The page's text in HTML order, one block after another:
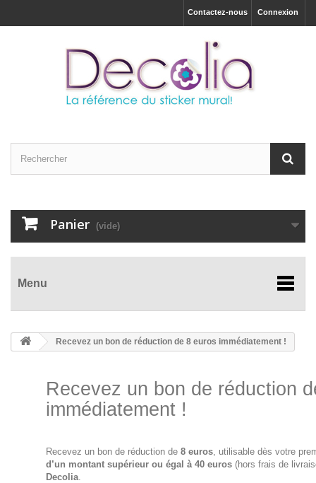
Connexion
Contactez-nous
Panier (vide)
Menu
Recevez un bon de réduction de 8 euros immédiatement !
Recevez un bon de réduction
immédiatement !
Recevez un bon de réduction de 8 euros, utilisable dès votre
d’un montant supérieur ou égal à 40 euros (hors frais de
Decolia.